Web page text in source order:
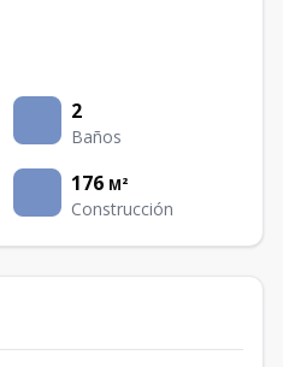
2
Baños
176 M²
Construcción